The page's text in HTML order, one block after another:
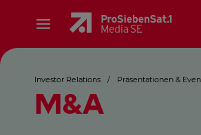
Investor Relations / Präsentationen &
M&A